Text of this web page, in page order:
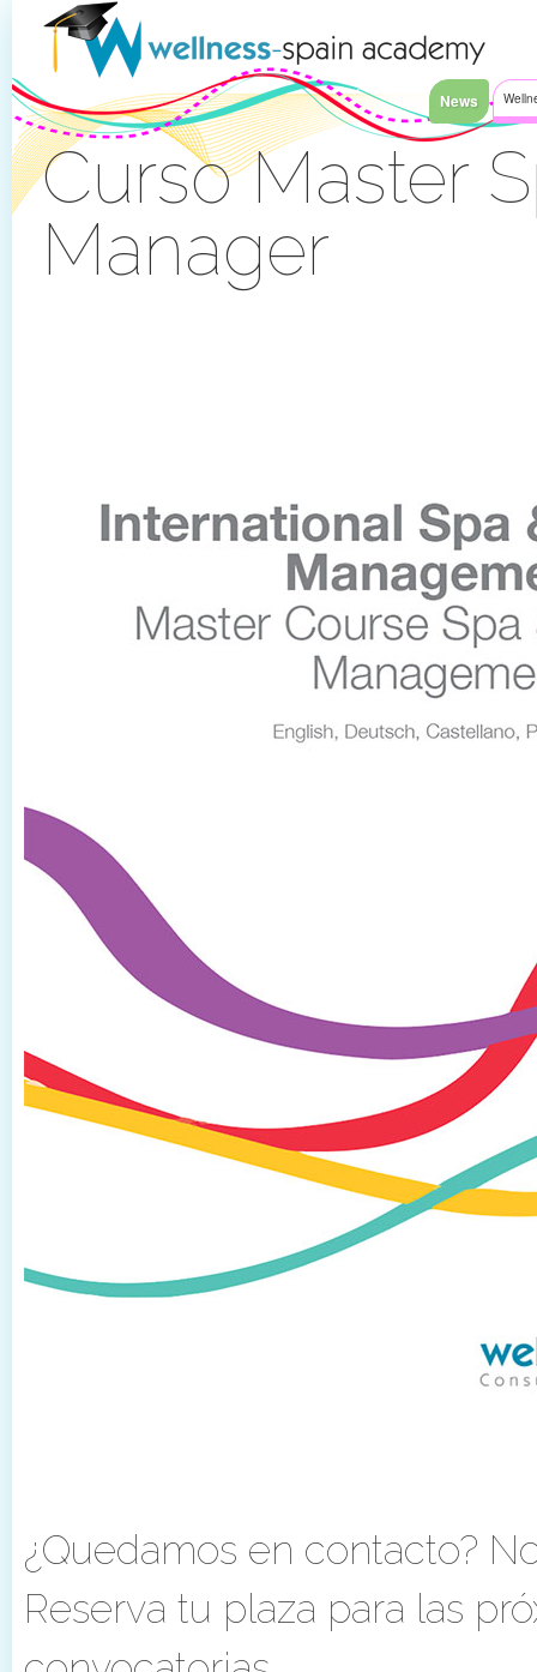
Faixa clara ao índice
News
Curso Master
Manager
¿Quedamos en contacto?
Reserva tu plaza para las